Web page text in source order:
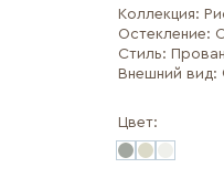
Коллекция:
Остекление:
Стиль:
Внешний вид:
Цвет: